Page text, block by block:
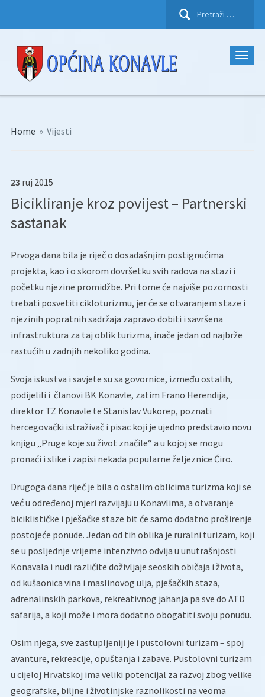
Pretraži:
Home » Vijesti
23 ruj 2015
Bicikliranje kroz povijest – Partnerski
sastanak
Prvoga dana bila je riječ o dosadašnjim postignućima
projekta, kao i o skorom dovršetku svih radova na stazi i
početku njezine promidžbe. Pri tome će najviše pozornosti
trebati posvetiti cikloturizmu, jer će se otvaranjem staze i
njezinih popratnih sadržaja zapravo dobiti i savršena
infrastruktura za taj oblik turizma, inače jedan od najbrže
rastućih u zadnjih nekoliko godina.
Svoja iskustva i savjete su sa govornice, između ostalih,
podijelili i članovi BK Konavle, zatim Frano Herendija,
direktor TZ Konavle te Stanislav Vukorep, poznati
hercegovački istraživač i pisac koji je ujedno predstavio novu
knjigu „Pruge koje su život značile“ a u kojoj se mogu
pronaći i slike i zapisi nekada popularne željeznice Ćiro.
Drugoga dana riječ je bila o ostalim oblicima turizma koji se
već u određenoj mjeri razvijaju u Konavlima, a otvaranje
biciklističke i pješačke staze bit će samo dodatno proširenje
postojeće ponude. Jedan od tih oblika je ruralni turizam, koji
se u posljednje vrijeme intenzivno odvija u unutrašnjosti
Konavala i nudi različite doživljaje seoskih običaja i života,
od kušaonica vina i maslinovog ulja, pješačkih staza,
adrenalinskih parkova, rekreativnog jahanja pa sve do ATD
safarija, a koji može i mora dodatno obogatiti svoju ponudu.
Osim njega, sve zastupljeniji je i pustolovni turizam – spoj
avanture, rekreacije, opuštanja i zabave. Pustolovni turizam
u cijeloj Hrvatskoj ima veliki potencijal za razvoj zbog velike
geografske, biljne i životinjske raznolikosti na veoma